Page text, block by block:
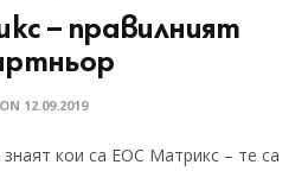
– правилният
ON 12.09.2019
кои са ЕОС Матрикс – те са